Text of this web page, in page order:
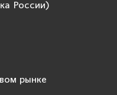
России)
рынке